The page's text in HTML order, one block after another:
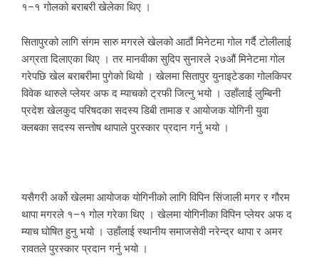
१–१ गोलको बराबरी खेलेका थिए ।
सितापुरको लागि संगम सारु मगरले खेलको आठौं मिनेटमा गोल गर्दै टोलीलाई
अग्रता दिलाएका थिए । तर मानवीका सुदिप सुनारले २७औं मिनेटमा गोल
गरेपछि खेल बराबरीमा पुगेको थियो । खेलमा सितापुर युनाइटेडका गोलकिपर
विवेक थारुले प्लेयर अफ द म्याचको ट्रफी जित्नु भयो । उहाँलाई लुम्बिनी
प्रदेश खेलकुद परिषदका सदस्य डिबी तामाङ र आयोजक योगिनी युवा
क्लबका सदस्य सन्तोष थापाले पुरस्कार प्रदान गर्नु भयो ।
यसैगरी अर्को खेलमा आयोजक योगिनीको लागि विपिन सिंजाली मगर र गौरम
थापा मगरले १–१ गोल गरेका थिए । खेलमा योगिनीका विपिन प्लेयर अफ द
म्याच घोषित हुनु भयो । उहाँलाई स्थानीय समाजसेवी नरेन्द्र थापा र अमर
रावतले पुरस्कार प्रदान गर्नु भयो ।